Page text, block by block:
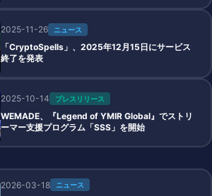
2025-11-26 ニュース
「CryptoSpells」、2025年12月15日にサービス
終了を発表
2025-10-14 プレスリリース
WEMADE、『Legend of YMIR Global』でストリ
ーマー支援プログラム「SSS」を開始
2026-03-18 ニュース